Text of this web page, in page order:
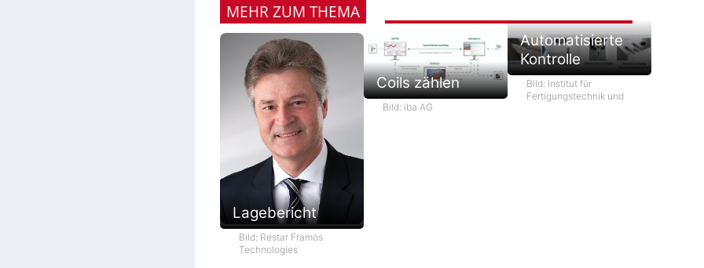
MEHR ZUM THEMA
Lagebericht
Bild: Restar Framos
Technologies
Coils zählen
Bild: iba AG
Automatisierte
Kontrolle
Bild: Institut für
Fertigungstechnik und